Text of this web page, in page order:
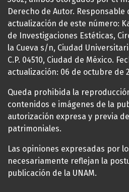
Derecho de Autor. Responsable
actualización de este número:
de Investigaciones Estéticas,
la Cueva s/n, Ciudad
C.P. 04510, Ciudad de México.
actualización: 06 de octubre de
Queda prohibida la
contenidos e imágenes de la
autorización expresa y previa
patrimoniales.
Las opiniones expresadas por
necesariamente reflejan la
publicación de la UNAM.